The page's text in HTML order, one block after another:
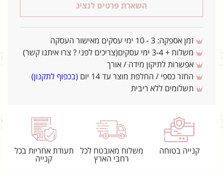
השארת פרטים לנציג
זמן אספקה: 3 - 10 ימי עסקים מאישור העסקה
משלוח + 3-4 ימי עסקים(צריכים לפני ? צרו איתנו קשר)
אפשרות לתיקון מידה / אורך
החזר כספי / החלפת מוצר עד 14 יום
(בכפוף לתקנון)
תשלומים ללא ריבית
קנייה בטוחה
משלוח מאובטח לכל
רחבי הארץ
תעודת אחריות בכל
קנייה